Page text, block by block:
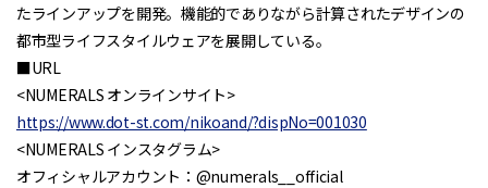
たラインアップを開発。機能的でありながら計算されたデザインの
都市型ライフスタイルウェアを展開している。
■URL
<NUMERALS オンラインサイト>
https://www.dot-st.com/nikoand/?dispNo=001030
<NUMERALS インスタグラム>
オフィシャルアカウント：@numerals__official